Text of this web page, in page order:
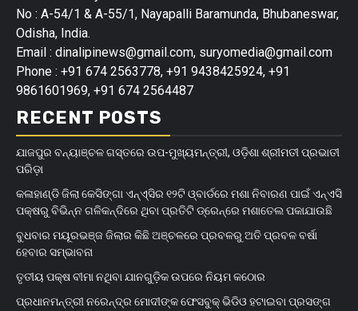
No : A-54/1 & A-55/1, Nayapalli Baramunda, Bhubaneswar,
Odisha, India.
Email : dinalipinews@gmail.com, suryomedia@gmail.com
Phone : +91 674 2563778, +91 9438425924, +91
9861601969, +91 674 2564487
RECENT POSTS
ଯାଜପୁର ବନ୍ୟାଞ୍ଚଳ ଗସ୍ତରେ ଉପ-ମୁଖ୍ୟମନ୍ତ୍ରୀ, ଓଡ଼ିଶା ଶ୍ରୀମତୀ ପ୍ରଭାତୀ
ପରିଡ଼ା
କଳାହାଣ୍ଡି ଜିଲା କେସିଙ୍ଗା ଏନ୍‌ଏ୍‌ସିର ୧୨ଟି ଓ୍ବାର୍ଡରେ ମଶା ନିବାରଣ ପାଇଁ ଏନ୍‌ଏସି
ପକ୍ଷରୁ ବିଭିନ୍ନ ଗଳିକନ୍ଦିରେ ଥିବା ପ୍ରତିଟି ଡ୍ରେନ୍‌ରେ ମଶାତେଲ ପକାଯାଉଛି
ବୁଧବାର ମୟୂରଭଞ୍ଜ ଜିଲାର କିଛି ଅଞ୍ଚଳରେ ପ୍ରବଳରୁ ଅତି ପ୍ରବଳ ବର୍ଷା
ହେବାର ସମ୍ଭାବନା
ତୃତୀୟ ପକ୍ଷ ବୀମା ନଥିବା ଯାନଗୁଡ଼ିକ ଉପରେ ନିୟମ କଠୋର
ପ୍ରଧାନମନ୍ତ୍ରୀ ନରେନ୍ଦ୍ର ମୋଦୀଙ୍କ ଫେସବୁକ୍ ଭିଡିଓ ହଟାଇବା ପ୍ରସଙ୍ଗ